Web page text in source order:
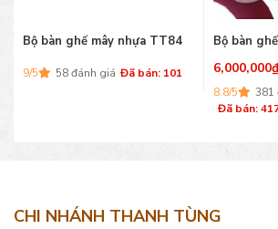
Bộ bàn ghế mây nhựa TT84
9/5 58 đánh giá Đã bán: 101
Bộ bàn
6,000,000₫
8.8/5
381
Đã bán:
CHI NHÁNH THANH TÙNG